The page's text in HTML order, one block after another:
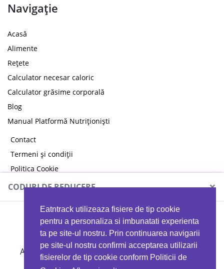
Eatntrack utilizeaza fisiere de tip cookie
pentru a personaliza si imbunatati experienta
ta pe site-ul nostru. Prin continuarea navigarii
pe site-ul nostru confirmi acceptarea utilizarii
fisierelor de tip cookie conform Politicii de
Navigație
Acasă
Alimente
Rețete
Calculator necesar caloric
Calculator grăsime corporală
Blog
Manual Platformă Nutriționiști
Contact
Termeni și condiții
Politica Cookie
Politica de confidențialitate
CODURI DE REDUCERE ×
MYPROTEIN
Ai 40%reducere la orice comandă folosind codul
EATTRACK